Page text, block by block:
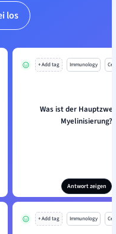
los
+ Add tag Immunology
Was ist der
Myelinisierung?
Antwort zeigen
+ Add tag Immunology